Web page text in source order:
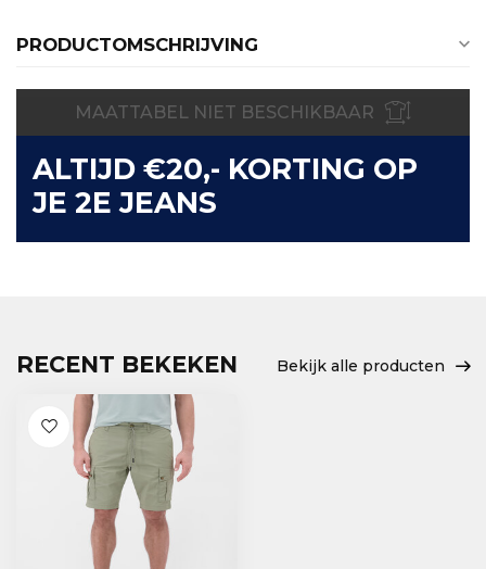
PRODUCTOMSCHRIJVING
MAATTABEL NIET BESCHIKBAAR
ALTIJD €20,- KORTING OP
JE 2E JEANS
RECENT BEKEKEN Bekijk alle producten